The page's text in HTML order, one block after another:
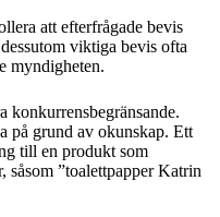
att efterfrågade bevis
viktiga bevis ofta
myndigheten.
konkurrensbegränsande.
på grund av okunskap. Ett
till en produkt som
såsom ”toalettpapper Katrin